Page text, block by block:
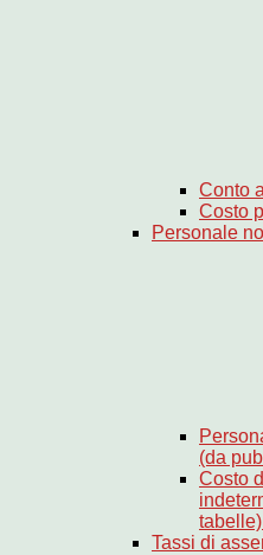
Conto
Costo
Personale
(da
Costo
tabelle)
Tassi di